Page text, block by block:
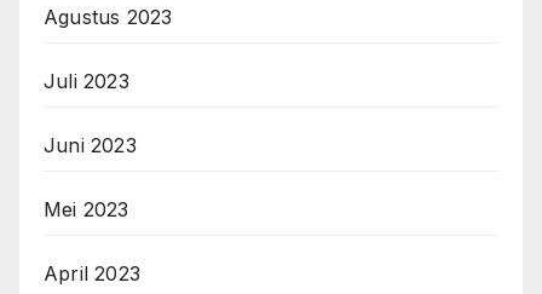
Agustus 2023
Juli 2023
Juni 2023
Mei 2023
April 2023